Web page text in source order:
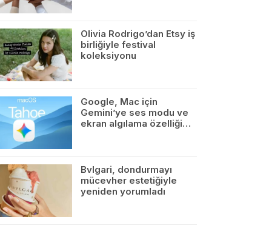
Olivia Rodrigo’dan Etsy iş
birliğiyle festival
koleksiyonu
Google, Mac için
Gemini’ye ses modu ve
ekran algılama özelliği…
Bvlgari, dondurmayı
mücevher estetiğiyle
yeniden yorumladı